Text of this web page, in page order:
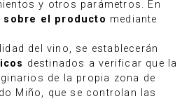
y otros parámetros. En
sobre el producto mediante
del vino, se establecerán
destinados a verificar que la
de la propia zona de
Miño, que se controlan las